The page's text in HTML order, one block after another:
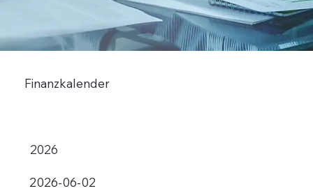
Finanzkalender
2026
2026-06-02